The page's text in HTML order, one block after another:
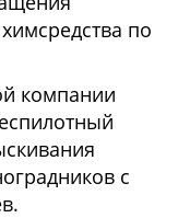
по
компании
с